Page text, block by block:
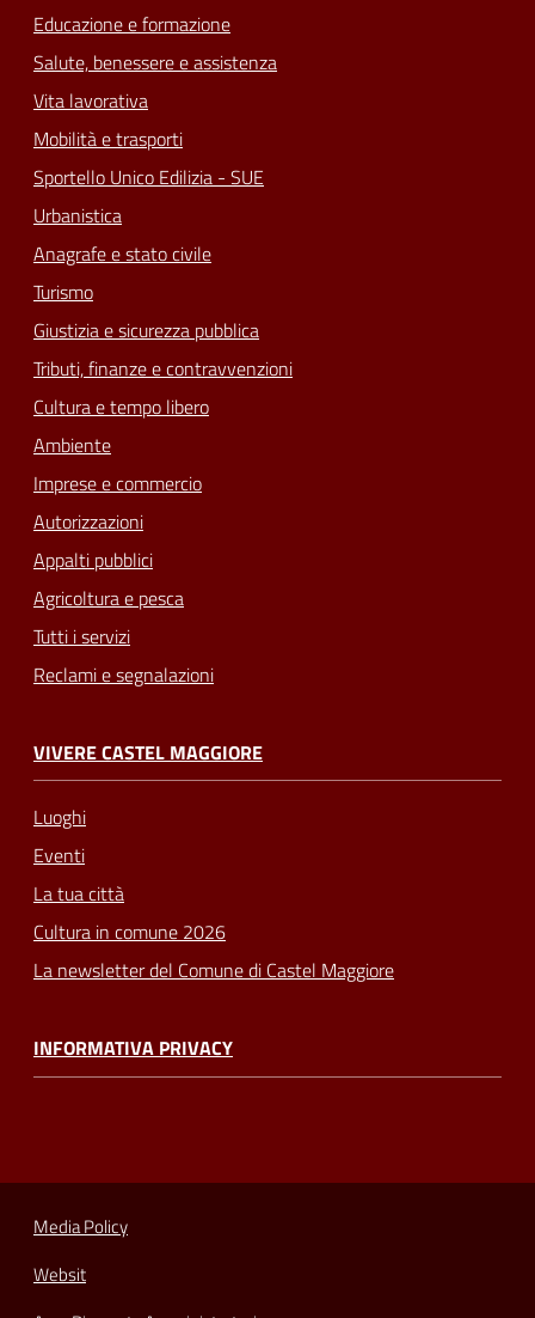
Educazione e formazione
Salute, benessere e assistenza
Vita lavorativa
Mobilità e trasporti
Sportello Unico Edilizia - SUE
Urbanistica
Anagrafe e stato civile
Turismo
Giustizia e sicurezza pubblica
Tributi, finanze e contravvenzioni
Cultura e tempo libero
Ambiente
Imprese e commercio
Autorizzazioni
Appalti pubblici
Agricoltura e pesca
Tutti i servizi
Reclami e segnalazioni
VIVERE CASTEL MAGGIORE
Luoghi
Eventi
La tua città
Cultura in comune 2026
La newsletter del Comune di Castel Maggiore
INFORMATIVA PRIVACY
Media Policy
Websit